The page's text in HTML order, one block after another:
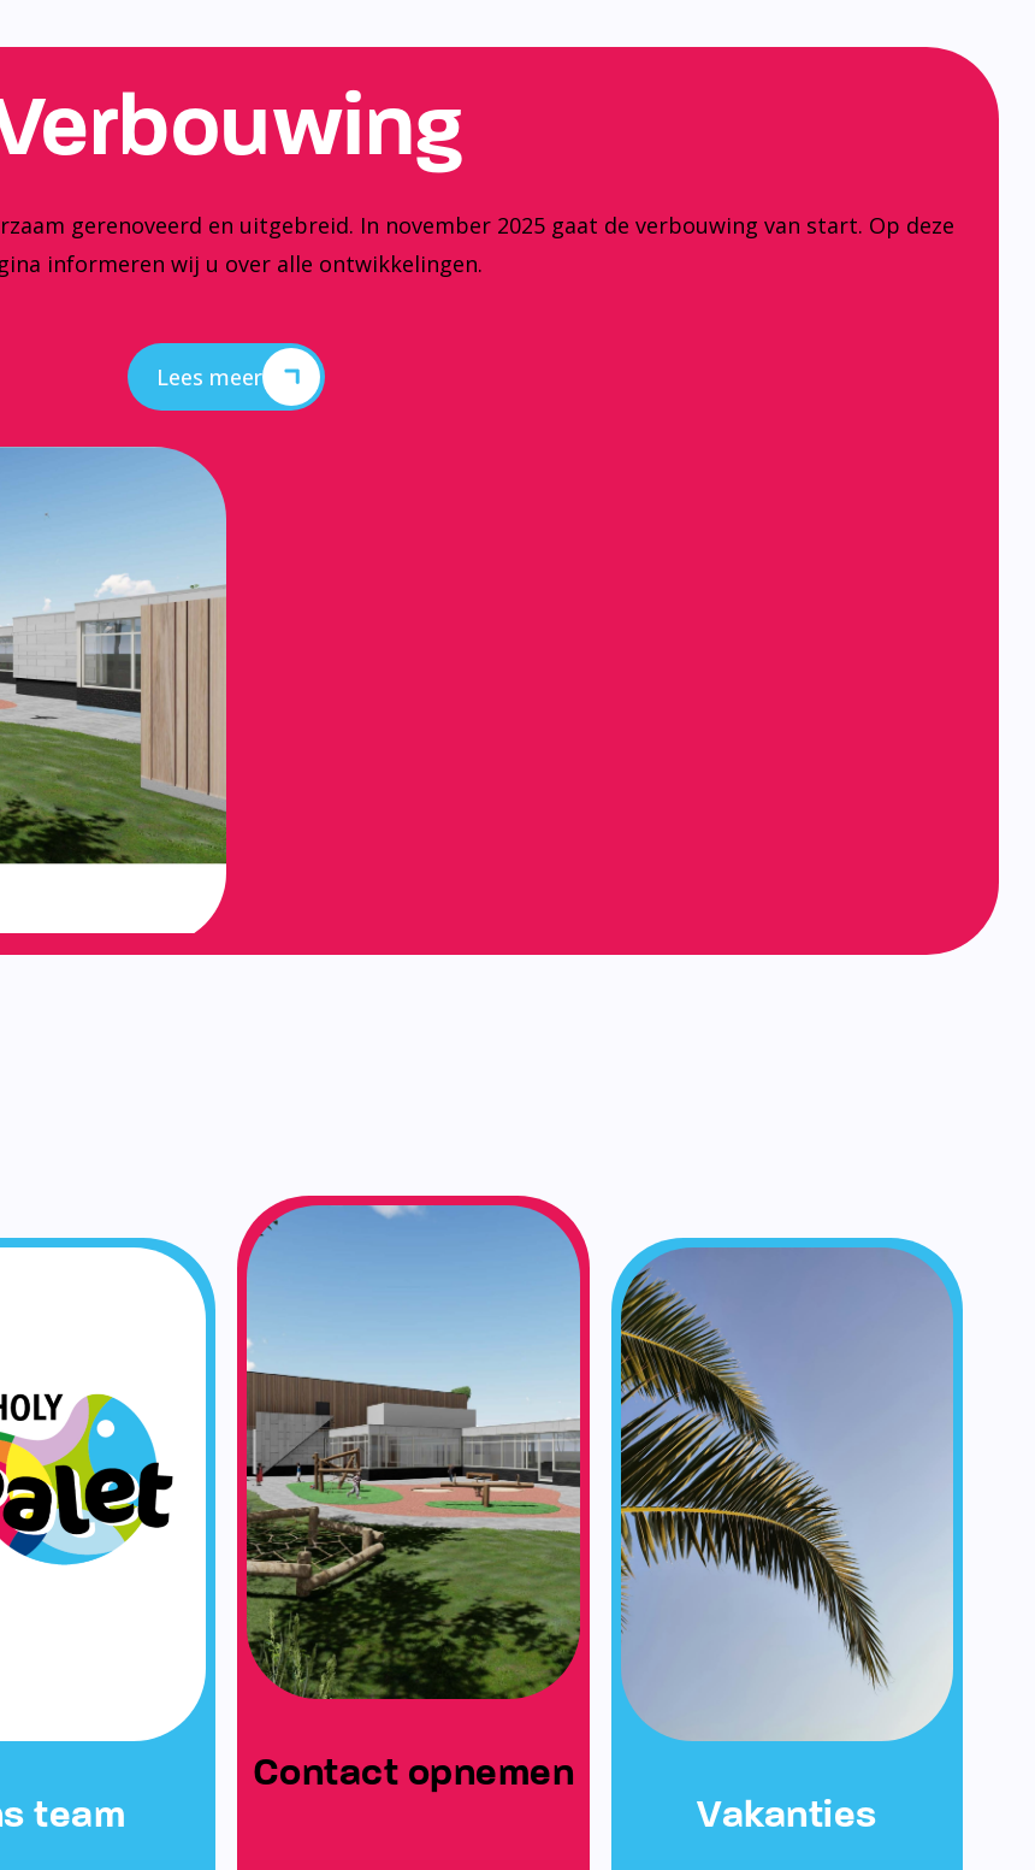
gerenoveerd en uitgebreid. In november 2025 gaat de verbouwing van start. Op deze
informeren wij u over alle ontwikkelingen.
Lees meer
team
Contact opnemen
Vakanties